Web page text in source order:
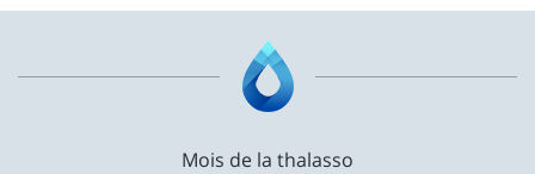
Mois de la thalasso